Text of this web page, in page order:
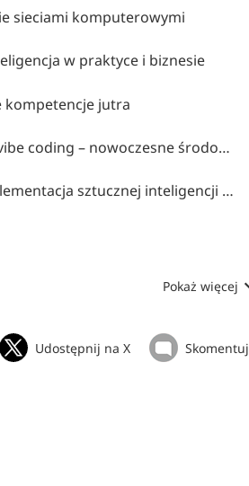
sieciami komputerowymi
w praktyce i biznesie
kompetencje jutra
Ai developer & vibe coding – nowoczesne środowiska programowania z ai
Ai mastery: implementacja sztucznej inteligencji w systemach informatycznych
Pokaż więcej
Udostępnij na X Skomentuj